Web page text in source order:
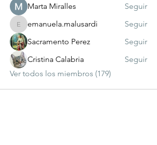
Marta Miralles
Seguir
emanuela.malusardi
emanuela.malusardi
Seguir
Sacramento Perez
Seguir
Cristina Calabria
Seguir
Ver todos los miembros (179)